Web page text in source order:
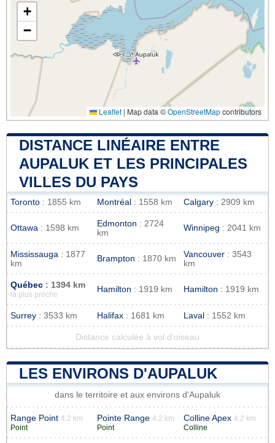
+
−
Leaflet | Map data ©OpenStreetMapcontributors
DISTANCE LINÉAIRE ENTRE
AUPALUK ET LES PRINCIPALES
VILLES DU PAYS
Toronto : 1855 km Montréal : 1558 km Calgary : 2909 km
Ottawa : 1598 km Edmonton : 2724
km
Winnipeg : 2041 km
Mississauga : 1877
km
Brampton : 1870 km Vancouver : 3543
km
Québec : 1394 km
la plus proche
Hamilton : 1919 km Hamilton : 1919 km
Surrey : 3533 km Halifax : 1681 km Laval : 1552 km
Distance calculée à vol d'oiseau
LES ENVIRONS D'AUPALUK
dans le territoire et aux environs d'Aupaluk
Range Point 4.2 km
Point
Pointe Range 4.2 km
Point
Colline Apex 4.2 km
Colline